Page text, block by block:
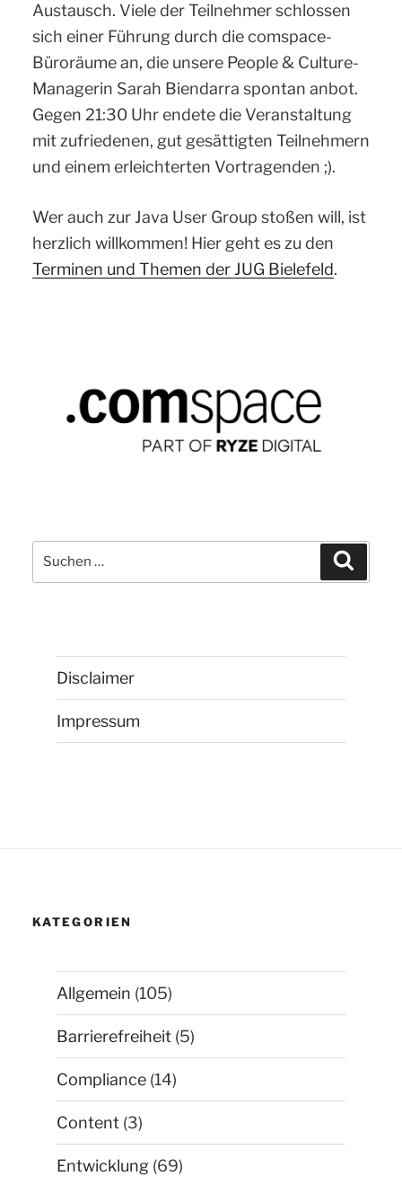
Austausch. Viele der Teilnehmer schlossen
sich einer Führung durch die comspace-
Büroräume an, die unsere People & Culture-
Managerin Sarah Biendarra spontan anbot.
Gegen 21:30 Uhr endete die Veranstaltung
mit zufriedenen, gut gesättigten Teilnehmern
und einem erleichterten Vortragenden ;).
Wer auch zur Java User Group stoßen will, ist
herzlich willkommen! Hier geht es zu den
Terminen und Themen der JUG Bielefeld.
Suchen
nach:
Disclaimer
Impressum
KATEGORIEN
Allgemein (105)
Barrierefreiheit (5)
Compliance (14)
Content (3)
Entwicklung (69)